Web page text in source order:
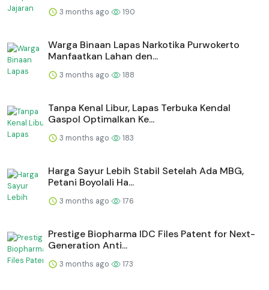
3 months ago 190
Warga Binaan Lapas Narkotika Purwokerto
Manfaatkan Lahan den...
3 months ago 188
Tanpa Kenal Libur, Lapas Terbuka Kendal
Gaspol Optimalkan Ke...
3 months ago 183
Harga Sayur Lebih Stabil Setelah Ada MBG,
Petani Boyolali Ha...
3 months ago 176
Prestige Biopharma IDC Files Patent for Next-
Generation Anti...
3 months ago 173